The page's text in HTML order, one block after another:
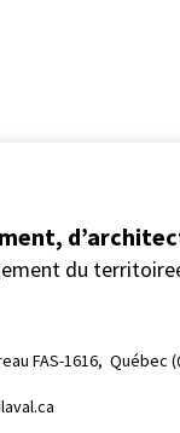
du
FAS-1616, Québec